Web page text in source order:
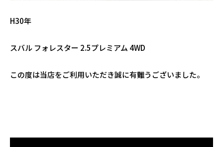
H30年
スバル フォレスター 2.5プレミアム 4WD
この度は当店をご利用いただき誠に有難うございました。